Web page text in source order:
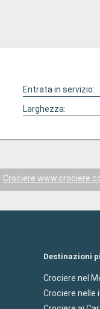
Entrata in servizio:
Larghezza:
Crociere
Destinazioni
Crociere nel
Crociere nelle